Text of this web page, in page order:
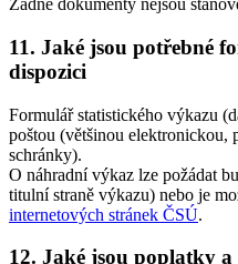
Žádné dokumenty nejsou
11. Jaké jsou potřebné
dispozici
Formulář statistického výkazu
poštou (většinou elektronickou,
schránky).
O náhradní výkaz lze požádat
titulní straně výkazu) nebo je
internetových stránek ČSÚ.
12. Jaké jsou poplatky